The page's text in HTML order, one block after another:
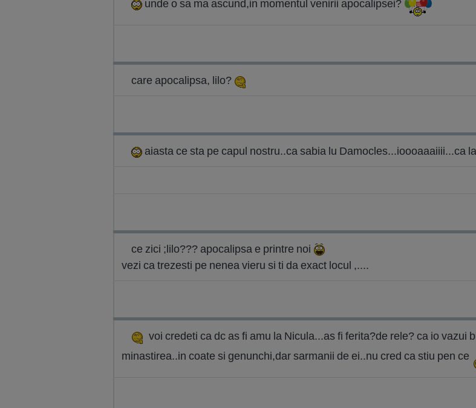
unde o sa ma ascund,in momentul venirii apocalipsei?
care apocalipsa, lilo?
aiasta ce sta pe capul nostru..ca sabia lu Damocles...ioooaaaiiii...ca
ce zici ;lilo??? apocalipsa e printre noi
vezi ca trezesti pe nenea vieru si ti da exact locul ,....
voi credeti ca dc as fi amu la Nicula...as fi ferita?de rele? ca io vazui
minastirea..in coate si genunchi,dar sarmanii de ei..nu cred ca stiu pen ce